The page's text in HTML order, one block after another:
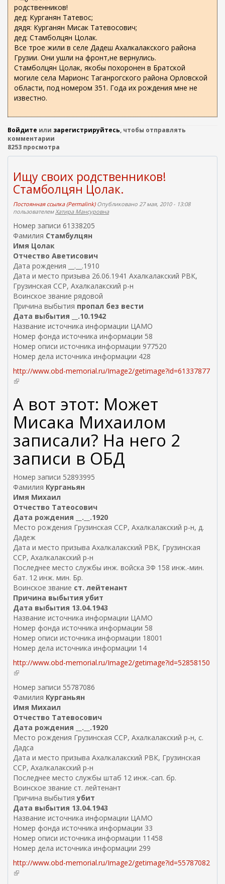
и
с
к
а
родственников!
дед: Курганян Татевос;
дядя: Курганян Мисак Татевосович;
дед: Стамболцян Цолак.
Все трое жили в селе Дадеш Ахалкалакского района
Грузии. Они ушли на фронт,не вернулись.
Стамболцян Цолак, якобы похоронен в Братской
могиле села Марионс Таганрогского района Орловской
области, под номером 351. Года их рождения мне не
известно.
Войдите или зарегистрируйтесь, чтобы отправлять
комментарии
8253 просмотра
Ищу своих родственников!
Стамболцян Цолак.
Постоянная ссылка (Permalink)Опубликовано 27 мая, 2010 - 13:08
пользователемХатира Мансуровна
Номер записи 61338205
Фамилия Стамбулцян
Имя Цолак
Отчество Аветисович
Дата рождения __.__.1910
Дата и место призыва 26.06.1941 Ахалкалакский РВК,
Грузинская ССР, Ахалкалакский р-н
Воинское звание рядовой
Причина выбытия пропал без вести
Дата выбытия __.10.1942
Название источника информации ЦАМО
Номер фонда источника информации 58
Номер описи источника информации 977520
Номер дела источника информации 428
http://www.obd-memorial.ru/Image2/getimage?id=61337877
(
н
е
ш
н
я
с
ы
л
к
а
)
А вот этот: Может
Мисака Михаилом
записали? На него 2
записи в ОБД
Номер записи 52893995
Фамилия Курганьян
Имя Михаил
Отчество Татеосович
Дата рождения __.__.1920
Место рождения Грузинская ССР, Ахалкалакский р-н, д.
Дадеж
Дата и место призыва Ахалкалакский РВК, Грузинская
ССР, Ахалкалакский р-н
Последнее место службы инж. войска ЗФ 158 инж.-мин.
бат. 12 инж. мин. Бр.
Воинское звание ст. лейтенант
Причина выбытия убит
Дата выбытия 13.04.1943
Название источника информации ЦАМО
Номер фонда источника информации 58
Номер описи источника информации 18001
Номер дела источника информации 14
http://www.obd-memorial.ru/Image2/getimage?id=52858150
(
в
н
е
ш
н
я
я
с
с
ы
л
к
а
)
Номер записи 55787086
Фамилия Курганьян
Имя Михаил
Отчество Татевосович
Дата рождения __.__.1920
Место рождения Грузинская ССР, Ахалкалакский р-н, с.
Дадса
Дата и место призыва Ахалкалакский РВК, Грузинская
ССР, Ахалкалакский р-н
Последнее место службы штаб 12 инж.-сап. бр.
Воинское звание ст. лейтенант
Причина выбытияубит
Дата выбытия 13.04.1943
Название источника информации ЦАМО
Номер фонда источника информации 33
Номер описи источника информации 11458
Номер дела источника информации 299
http://www.obd-memorial.ru/Image2/getimage?id=55787082
(